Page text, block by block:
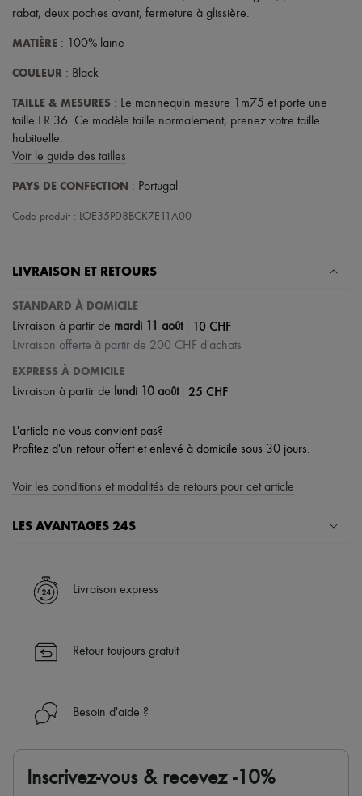
rabat, deux poches avant, fermeture à glissière.
MATIÈRE : 100% laine
COULEUR : Black
TAILLE & MESURES : Le mannequin mesure 1m75 et porte une
taille FR 36. Ce modèle taille normalement, prenez votre taille
habituelle.
Voir le guide des tailles
PAYS DE CONFECTION : Portugal
Code produit : LOE35PD8BCK7E11A00
LIVRAISON ET RETOURS
STANDARD À DOMICILE
Livraison à partir de mardi 11 août 10 CHF
Livraison offerte à partir de 200 CHF d'achats
EXPRESS À DOMICILE
Livraison à partir de lundi 10 août 25 CHF
L'article ne vous convient pas?
Profitez d'un retour offert et enlevé à domicile sous 30 jours.
Voir les conditions et modalités de retours pour cet article
LES AVANTAGES 24S
✓ Bénéficiez de la livraison express dans plus de 100 pays
✓ Soyez libre de changer d’avis, les retours sont toujours offerts
client 24h/24
En savoir plus sur 24S, une maison du groupe LVMH
Livraison express
Retour toujours gratuit
Besoin d'aide ?
Inscrivez-vous & recevez -10%